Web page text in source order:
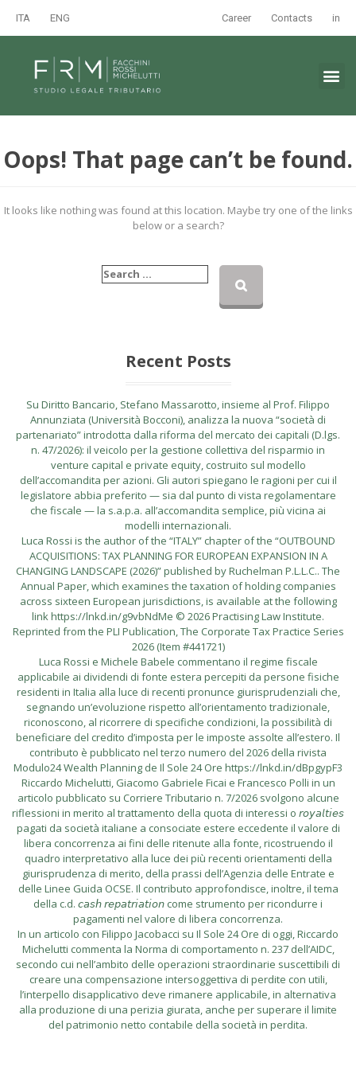
ITA ENG Career Contacts in
Oops! That page can’t be found.
It looks like nothing was found at this location. Maybe try one of the links
below or a search?
Recent Posts
Su Diritto Bancario, Stefano Massarotto, insieme al Prof. Filippo
Annunziata (Università Bocconi), analizza la nuova “società di
partenariato” introdotta dalla riforma del mercato dei capitali (D.lgs.
n. 47/2026): il veicolo per la gestione collettiva del risparmio in
venture capital e private equity, costruito sul modello
dell’accomandita per azioni. Gli autori spiegano le ragioni per cui il
legislatore abbia preferito — sia dal punto di vista regolamentare
che fiscale — la s.a.p.a. all’accomandita semplice, più vicina ai
modelli internazionali.
Luca Rossi is the author of the “ITALY” chapter of the “OUTBOUND
ACQUISITIONS: TAX PLANNING FOR EUROPEAN EXPANSION IN A
CHANGING LANDSCAPE (2026)” published by Ruchelman P.L.L.C.. The
Annual Paper, which examines the taxation of holding companies
across sixteen European jurisdictions, is available at the following
link https://lnkd.in/g9vbNdMe © 2026 Practising Law Institute.
Reprinted from the PLI Publication, The Corporate Tax Practice Series
2026 (Item #441721)
Luca Rossi e Michele Babele commentano il regime fiscale
applicabile ai dividendi di fonte estera percepiti da persone fisiche
residenti in Italia alla luce di recenti pronunce giurisprudenziali che,
segnando un’evoluzione rispetto all’orientamento tradizionale,
riconoscono, al ricorrere di specifiche condizioni, la possibilità di
beneficiare del credito d’imposta per le imposte assolte all’estero. Il
contributo è pubblicato nel terzo numero del 2026 della rivista
Modulo24 Wealth Planning de Il Sole 24 Ore https://lnkd.in/dBpgypF3
Riccardo Michelutti, Giacomo Gabriele Ficai e Francesco Polli in un
articolo pubblicato su Corriere Tributario n. 7/2026 svolgono alcune
riflessioni in merito al trattamento della quota di interessi o 𝘳𝘰𝘺𝘢𝘭𝘵𝘪𝘦𝘴
pagati da società italiane a consociate estere eccedente il valore di
libera concorrenza ai fini delle ritenute alla fonte, ricostruendo il
quadro interpretativo alla luce dei più recenti orientamenti della
giurisprudenza di merito, della prassi dell’Agenzia delle Entrate e
delle Linee Guida OCSE. Il contributo approfondisce, inoltre, il tema
della c.d. 𝘤𝘢𝘴𝘩 𝘳𝘦𝘱𝘢𝘵𝘳𝘪𝘢𝘵𝘪𝘰𝘯 come strumento per ricondurre i
pagamenti nel valore di libera concorrenza.
In un articolo con Filippo Jacobacci su Il Sole 24 Ore di oggi, Riccardo
Michelutti commenta la Norma di comportamento n. 237 dell’AIDC,
secondo cui nell’ambito delle operazioni straordinarie suscettibili di
creare una compensazione intersoggettiva di perdite con utili,
l’interpello disapplicativo deve rimanere applicabile, in alternativa
alla produzione di una perizia giurata, anche per superare il limite
del patrimonio netto contabile della società in perdita.